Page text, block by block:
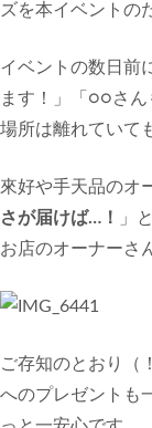
ズを本イベントの
イベントの数日前
ます！」「○○さん
場所は離れていて
來好や手天品のオ
さが届けば…！
」
お店のオーナーさ
ご存知のとおり（
へのプレゼントも